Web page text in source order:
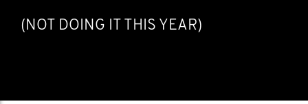
(NOT DOING IT THIS YEAR)